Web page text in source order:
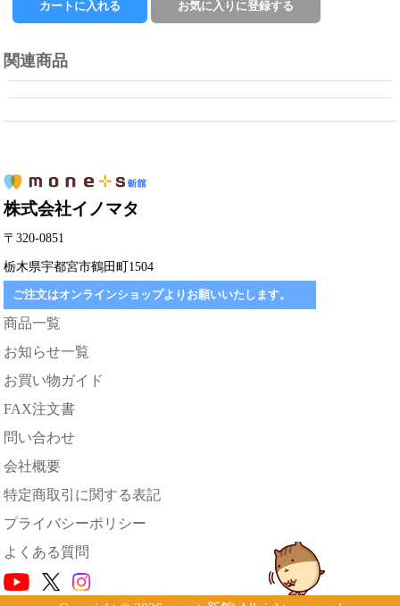
関連商品
株式会社イノマタ
〒320-0851
栃木県宇都宮市鶴田町1504
ご注文はオンラインショップよりお願いいたします。
商品一覧
お知らせ一覧
お買い物ガイド
FAX注文書
問い合わせ
会社概要
特定商取引に関する表記
プライバシーポリシー
よくある質問